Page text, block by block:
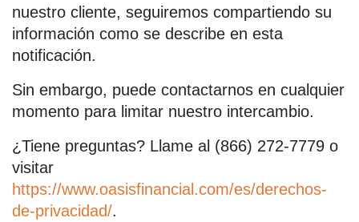
nuestro cliente, seguiremos compartiendo su
información como se describe en esta
notificación.
Sin embargo, puede contactarnos en cualquier
momento para limitar nuestro intercambio.
¿Tiene preguntas? Llame al (866) 272-7779 o
visitar
https://www.oasisfinancial.com/es/derechos-
de-privacidad/.